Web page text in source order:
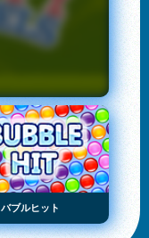
バブルヒット